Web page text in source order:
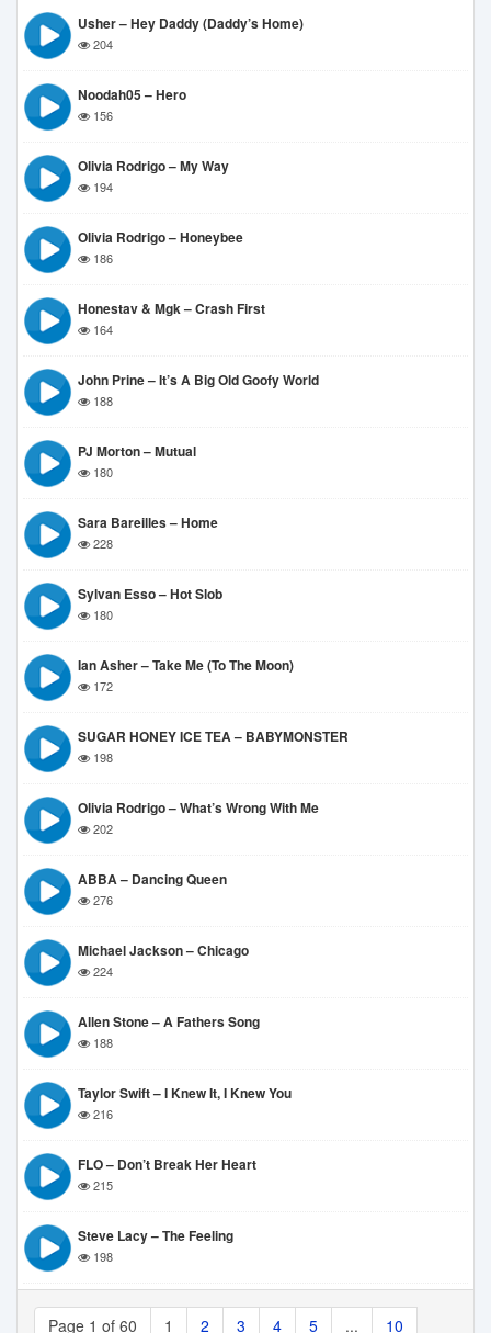
Usher – Hey Daddy (Daddy’s Home)
204
Noodah05 – Hero
156
Olivia Rodrigo – My Way
194
Olivia Rodrigo – Honeybee
186
Honestav & Mgk – Crash First
164
John Prine – It’s A Big Old Goofy World
188
PJ Morton – Mutual
180
Sara Bareilles – Home
228
Sylvan Esso – Hot Slob
180
Ian Asher – Take Me (To The Moon)
172
SUGAR HONEY ICE TEA – BABYMONSTER
198
Olivia Rodrigo – What’s Wrong With Me
202
ABBA – Dancing Queen
276
Michael Jackson – Chicago
224
Allen Stone – A Fathers Song
188
Taylor Swift – I Knew It, I Knew You
216
FLO – Don’t Break Her Heart
215
Steve Lacy – The Feeling
198
Page 1 of 60 1 2 3 4 5 ... 10